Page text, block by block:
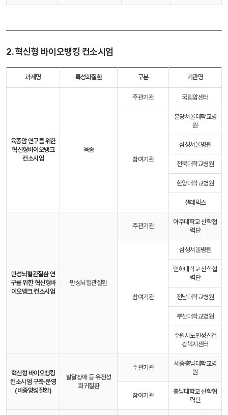
2. 혁신형 바이오뱅킹 컨소시엄
과제명 특성화질환 구분 기관명
육종암 연구를 위한
혁신형바이오뱅크
컨소시엄
육종
주관기관 국립암센터
참여기관
분당서울대학교병
원
삼성서울병원
전북대학교병원
한양대학교병원
셀레믹스
만성뇌혈관질환 연
구를 위한 혁신형바
이오뱅크 컨소시엄
만성뇌혈관질환
주관기관
아주대학교 산학협
력단
참여기관
삼성서울병원
인하대학교 산학협
력단
전남대학교병원
부산대학교병원
수원시노인정신건
강복지센터
혁신형 바이오뱅킹
컨소시엄 구축·운영
(비종양성질환)
발달장애 등 유전성
희귀질환
주관기관
세종충남대학교병
원
참여기관
충남대학교 산학협
력단